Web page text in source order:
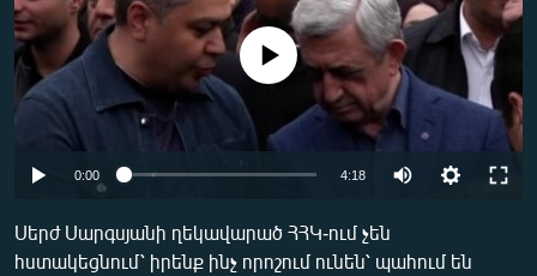
ՏԱՐԱԾԱՇՐՋԱՆ
ՄԻՋԱԶԳԱՅԻՆ
ՄՇԱԿՈՒՅԹ
ՍՊՈՐՏ
ՏՏ ԵՒ ԻՆՏԵՐՆԵՏ
No media source currently available
0:00 4:18
360p
Սերժ Սարգսյանի ղեկավարած ՀՀԿ-ում չեն
հստակեցնում՝ իրենք ինչ որոշում ունեն՝ պահում են